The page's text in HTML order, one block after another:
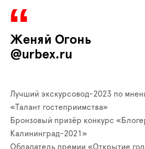
Женяй Огонь
@urbex.ru
Лучший экскурсовод-2023 по
«Талант гостеприимства»
Бронзовый призёр конкурс
Калининград-2021»
Обладатель премии «Открытие